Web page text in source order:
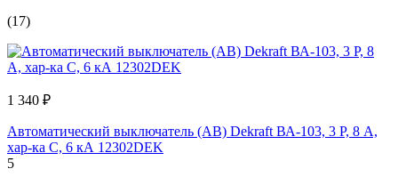
(17)
1 340 ₽
Автоматический выключатель (АВ) Dekraft ВА-103, 3 Р, 8 А,
хар-ка C, 6 кА 12302DEK
5